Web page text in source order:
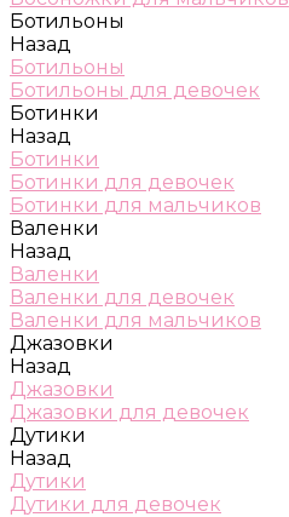
Ботильоны
Назад
Ботильоны
Ботильоны для девочек
Ботинки
Назад
Ботинки
Ботинки для девочек
Ботинки для мальчиков
Валенки
Назад
Валенки
Валенки для девочек
Валенки для мальчиков
Джазовки
Назад
Джазовки
Джазовки для девочек
Дутики
Назад
Дутики
Дутики для девочек